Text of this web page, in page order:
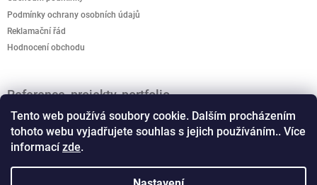
Tento web používá soubory cookie. Dalším procházením
tohoto webu vyjadřujete souhlas s jejich používáním.. Více
informacízde.
Podmínky ochrany osobních údajů
Reklamační řád
Hodnocení obchodu
Reference, projekty, portfolio
Jak podpořit kreativitu? Kreativo domeček je připravený
rozvíjet dětskou představivost.
Vánoční světelné dekorace, motivy
Co musíte vědet o osvětlení - schemata a typy LED